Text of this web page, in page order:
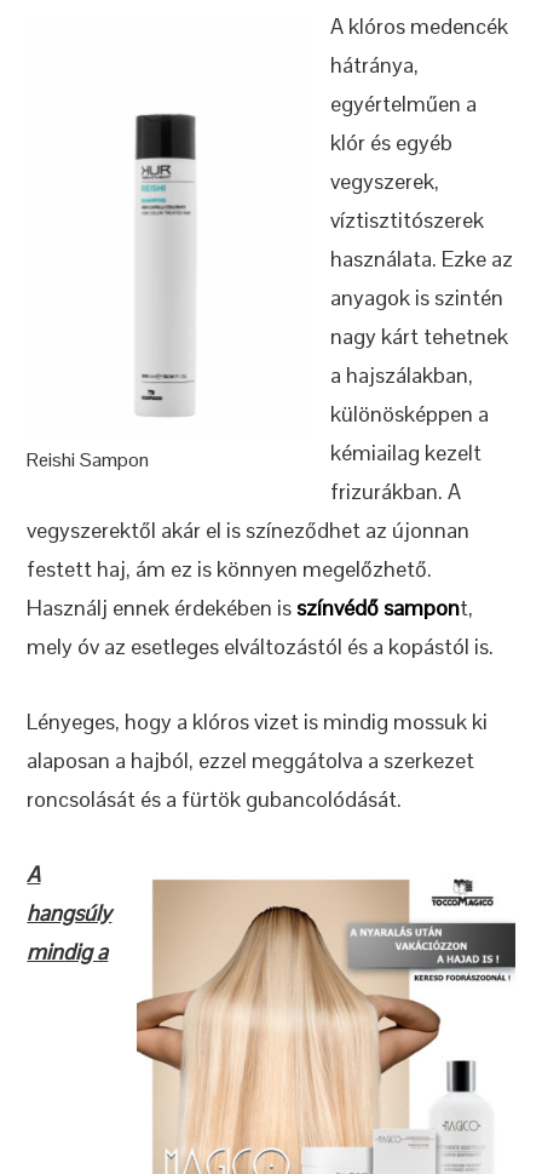
Reishi Sampon
A klóros medencék
hátránya,
egyértelműen a
klór és egyéb
vegyszerek,
víztisztitószerek
használata. Ezke az
anyagok is szintén
nagy kárt tehetnek
a hajszálakban,
különösképpen a
kémiailag kezelt
frizurákban. A
vegyszerektől akár el is színeződhet az újonnan
festett haj, ám ez is könnyen megelőzhető.
Használj ennek érdekében isszínvédő sampont,
mely óv az esetleges elváltozástól és a kopástól is.
Lényeges, hogy a klóros vizet is mindig mossuk ki
alaposan a hajból, ezzel meggátolva a szerkezet
roncsolását és a fürtök gubancolódását.
A
hangsúly
mindig a